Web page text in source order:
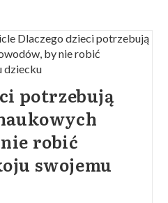
potrzebują
robić
swojemu